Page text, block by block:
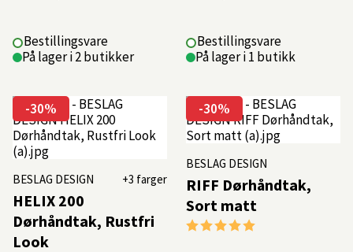
Bestillingsvare
På lager i 2 butikker
Bestillingsvare
På lager i 1 butikk
HELIX 200
Dørhåndtak, Rustfri
Look
-30%
BESLAG DESIGN +3 farger
RIFF Dørhåndtak,
Sort matt
Karakter:
-30%
BESLAG DESIGN